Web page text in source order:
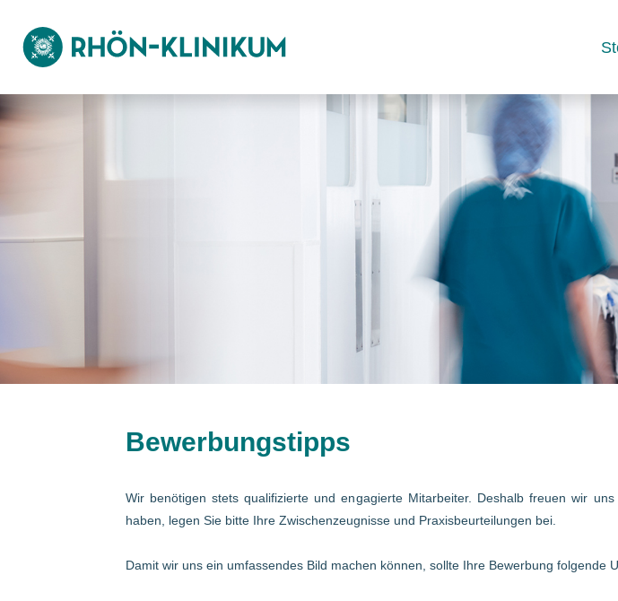
Bewerbungstipps
Wir benötigen stets qualifizierte und engagierte Mitarbeiter. Deshalb freuen wir
haben, legen Sie bitte Ihre Zwischenzeugnisse und Praxisbeurteilungen bei.
Damit wir uns ein umfassendes Bild machen können, sollte Ihre Bewerbung folgende